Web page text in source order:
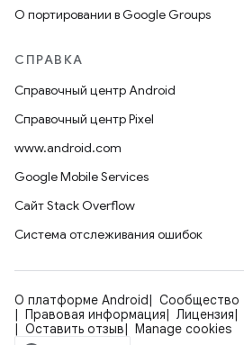
О портировании в Google Groups
СПРАВКА
Справочный центр Android
Справочный центр Pixel
www.android.com
Google Mobile Services
Сайт Stack Overflow
Система отслеживания ошибок
О платформе Android
Сообщество
Правовая информация
Лицензия
Оставить отзыв
Manage cookies